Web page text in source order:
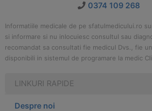
0374 109 268
Informatiile medicale de pe sfatulmedicului.ro
si informare si nu inlocuiesc consultul sau
recomandat sa consultati fie medicul Dvs., fie
disponibili in sistemul de programare la medic
LINKURI RAPIDE
Despre noi